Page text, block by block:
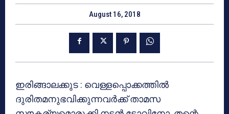
August 16, 2018
ഇരിങ്ങാലക്കുട : വെള്ളപ്പൊക്കത്തില്‍
ദുരിതമനുഭവിക്കുന്നവര്‍ക്ക് താമസ